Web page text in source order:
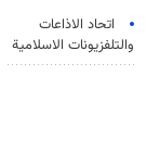
اتحاد الاذاعات
والتلفزيونات الاسلامية